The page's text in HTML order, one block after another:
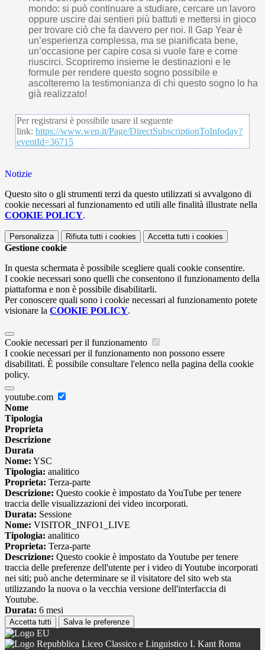
mondo: si può continuare a studiare, cercare un lavoro
oppure uscire dai sentieri più battuti e mettersi in gioco
per trovare ciò che fa davvero per noi. Il Gap Year è
un’esperienza complessa, ma se pianificata bene,
un’occasione per capire cosa si vuole fare e come
riuscirci. Scopriremo insieme le destinazioni e le
formule per rendere questo sogno possibile e
ascolteremo la testimonianza di chi questo sogno lo ha
già realizzato!
Per registrarsi è possibile usare il seguente
link: https://www.wep.it/Page/DirectSubscriptionToInfoday?
eventId=36715
Notizie
Questo sito o gli strumenti terzi da questo utilizzati si avvalgono di
cookie necessari al funzionamento ed utili alle finalità illustrate nella
COOKIE POLICY.
Personalizza Rifiuta tutti i cookies Accetta tutti i cookies
Gestione cookie
In questa schermata è possibile scegliere quali cookie consentire.
I cookie necessari sono quelli che consentono il funzionamento della
piattaforma e non è possibile disabilitarli.
Per conoscere quali sono i cookie necessari al funzionamento potete
visionare la COOKIE POLICY.
Cookie necessari per il funzionamento
I cookie necessari per il funzionamento non possono essere
disabilitati. È possibile consultare l'elenco nella pagina della cookie
policy.
youtube.com
Nome
Tipologia
Proprieta
Descrizione
Durata
Nome: YSC
Tipologia: analitico
Proprieta: Terza-parte
Descrizione: Questo cookie è impostato da YouTube per tenere
traccia delle visualizzazioni dei video incorporati.
Durata: Sessione
Nome: VISITOR_INFO1_LIVE
Tipologia: analitico
Proprieta: Terza-parte
Descrizione: Questo cookie è impostato da Youtube per tenere
traccia delle preferenze dell'utente per i video di Youtube incorporati
nei siti; può anche determinare se il visitatore del sito web sta
utilizzando la nuova o la vecchia versione dell'interfaccia di
Youtube.
Durata: 6 mesi
Accetta tutti Salva le preferenze
Liceo Classico e Linguistico I. Kant Roma